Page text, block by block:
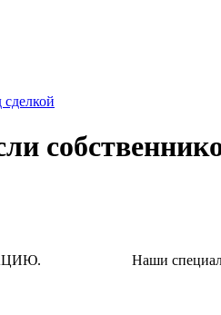
специалисты ответят